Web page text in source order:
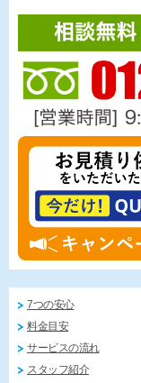
7つの安心
料金目安
サービスの流れ
スタッフ紹介